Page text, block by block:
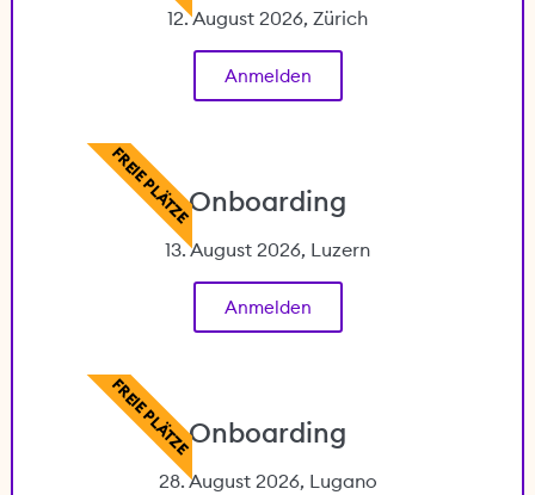
12. August 2026, Zürich
Anmelden
Onboarding
13. August 2026, Luzern
Anmelden
FREIE PLÄTZE
Onboarding
28. August 2026, Lugano
FREIE PLÄTZE